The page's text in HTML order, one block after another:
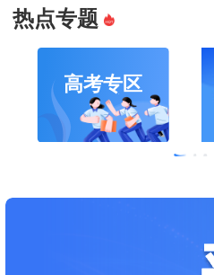
热点专题